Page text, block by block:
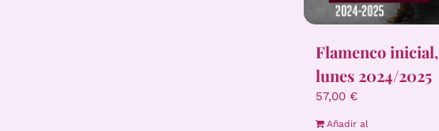
Flamenco inicial,
lunes 2024/2025
57,00 €
Añadir al